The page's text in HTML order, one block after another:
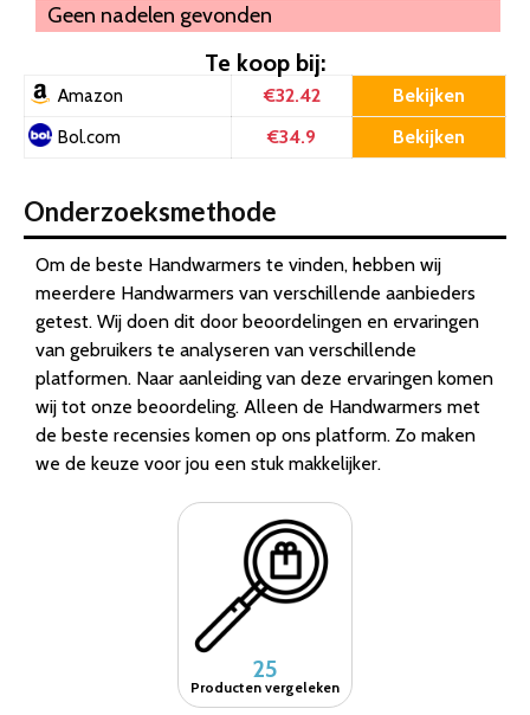
Geen nadelen gevonden
Te koop bij:
Amazon €32.42 Bekijken
Bol.com €34.9 Bekijken
Onderzoeksmethode
Om de beste Handwarmers te vinden, hebben wij
meerdere Handwarmers van verschillende aanbieders
getest. Wij doen dit door beoordelingen en ervaringen
van gebruikers te analyseren van verschillende
platformen. Naar aanleiding van deze ervaringen komen
wij tot onze beoordeling. Alleen de Handwarmers met
de beste recensies komen op ons platform. Zo maken
we de keuze voor jou een stuk makkelijker.
25
Producten vergeleken